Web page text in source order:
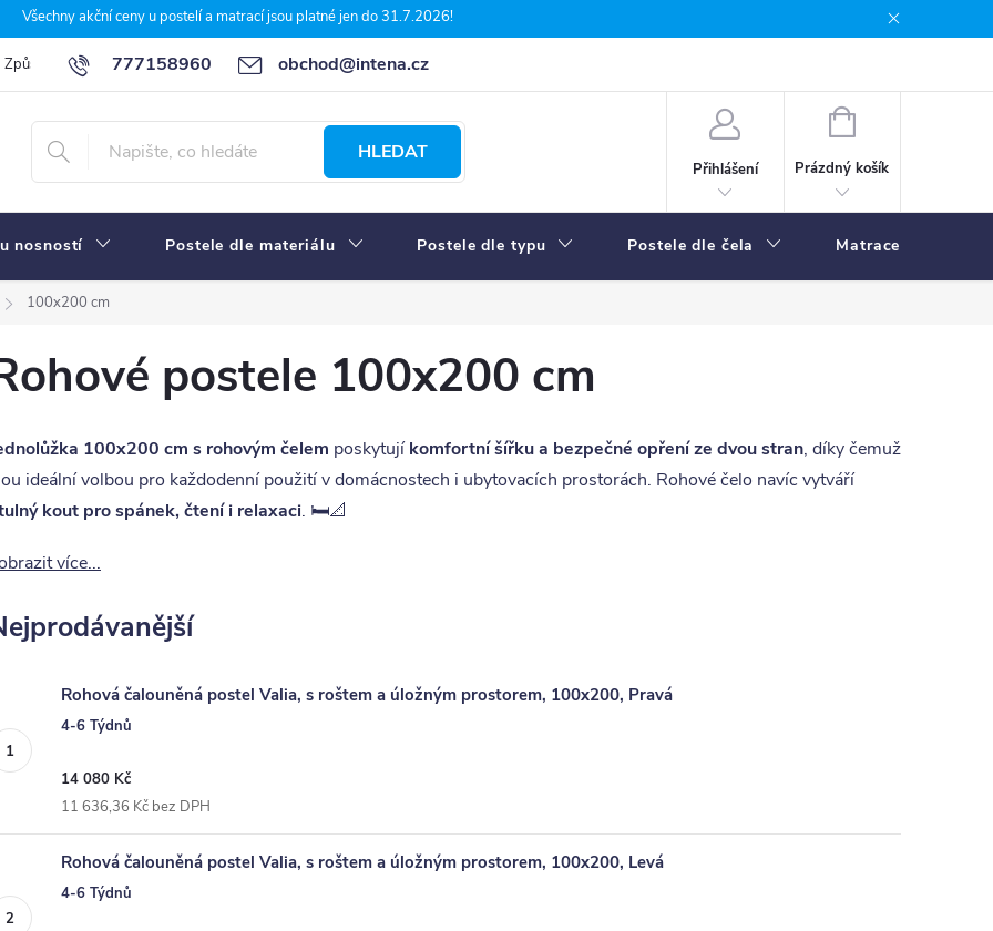
Všechny akční ceny u postelí a matrací jsou platné jen do 31.7.2026!
777158960 obchod@intena.cz
Způsoby a ceny dopravy 7 důvodů, proč nakupit u Intena nábytek
HLEDAT
Přihlášení
NÁKUPNÍ
Prázdný košík
nosností Postele dle materiálu Postele dle typu Postele dle čela Matrace
100x200 cm
postele 100x200 cm
100x200 cm s rohovým čelem poskytujíkomfortní šířku a bezpečné opření ze dvou stran, díky čemuž
ideální volbou pro každodenní použití v domácnostech i ubytovacích prostorách. Rohové čelo navíc vytváří
kout pro spánek, čtení i relaxaci. 🛏️📐
více...
Rohová čalouněná postel Valia, s roštem a úložným prostorem, 100x200, Pravá
4-6 Týdnů
14 080 Kč
11 636,36 Kč bez DPH
Rohová čalouněná postel Valia, s roštem a úložným prostorem, 100x200, Levá
4-6 Týdnů